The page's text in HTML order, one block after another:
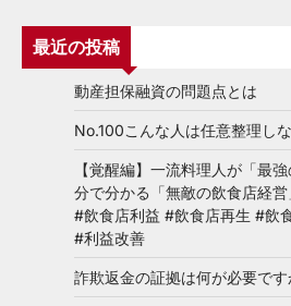
最近の投稿
動産担保融資の問題点とは
No.100こんな人は任意整理し
【覚醒編】一流料理人が「最
分で分かる「無敵の飲食店経
#飲食店利益 #飲食店再生 #飲
#利益改善
詐欺返金の証拠は何が必要です